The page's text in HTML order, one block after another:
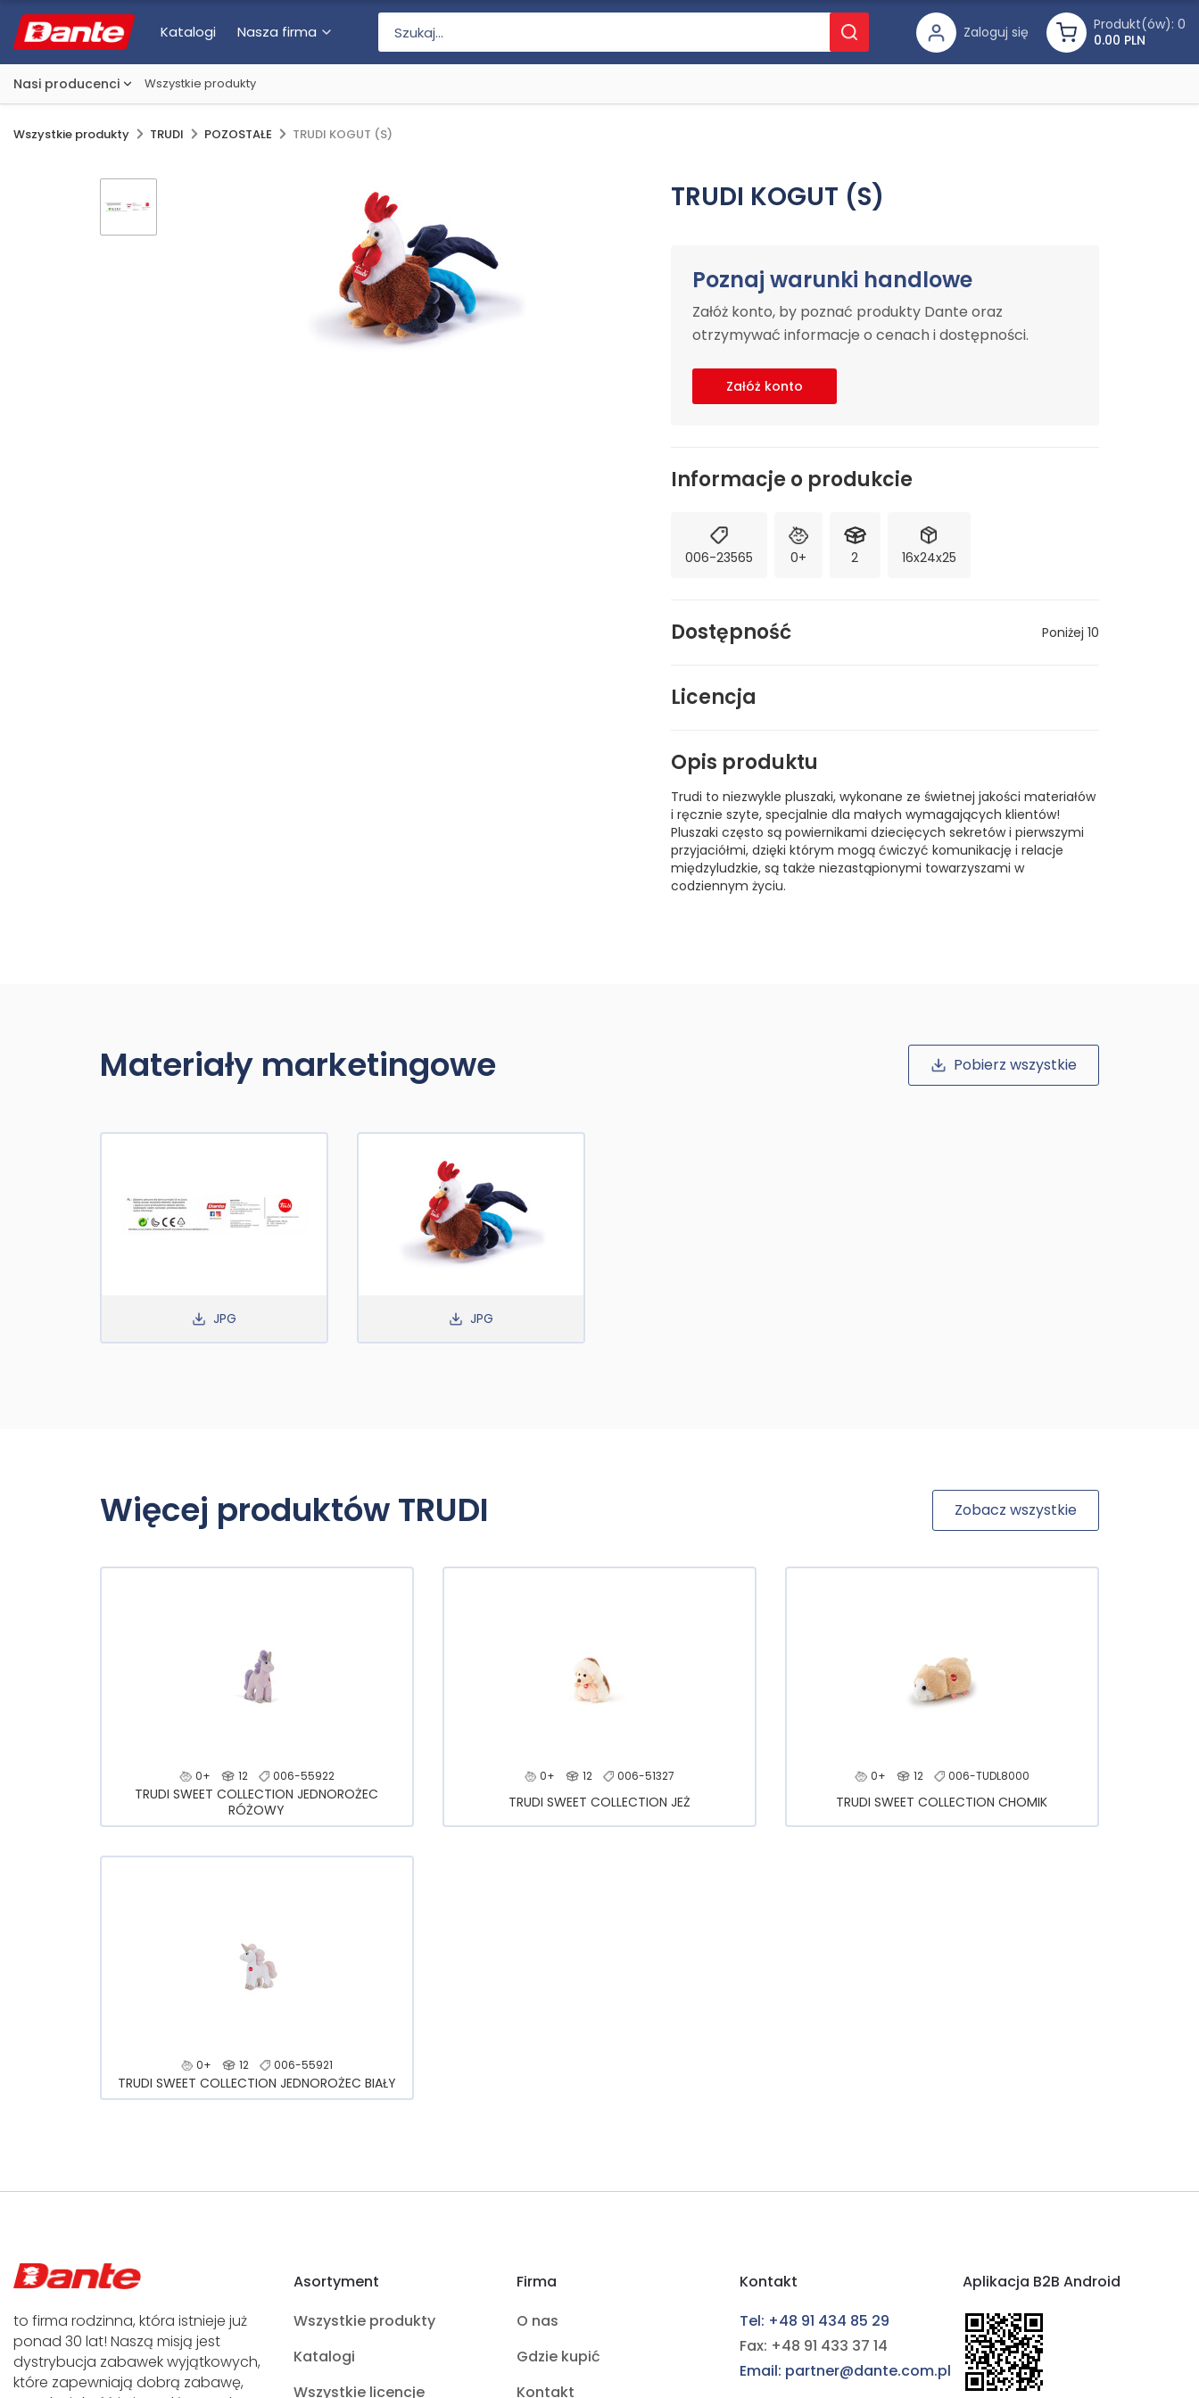
Katalogi Nasza firma Produkt(ów): 0
0.00 PLN
Nasi producenci Wszystkie produkty
Zaloguj się
Wszystkie produkty TRUDI POZOSTAŁE TRUDI KOGUT (S)
TRUDI KOGUT (S)
Poznaj warunki handlowe
Załóż konto, by poznać produkty Dante oraz
otrzymywać informacje o cenach i dostępności.
Załóż konto
Informacje o produkcie
006-23565 0+ 2 16x24x25
Dostępność Poniżej 10
Licencja
Opis produktu
Trudi to niezwykle pluszaki, wykonane ze świetnej jakości materiałów
i ręcznie szyte, specjalnie dla małych wymagających klientów!
Pluszaki często są powiernikami dziecięcych sekretów i pierwszymi
przyjaciółmi, dzięki którym mogą ćwiczyć komunikację i relacje
międzyludzkie, są także niezastąpionymi towarzyszami w
codziennym życiu.
Materiały marketingowe Pobierz wszystkie
JPG JPG
Więcej produktów TRUDI Zobacz wszystkie
0+ 12 006-55922
TRUDI SWEET COLLECTION JEDNOROŻEC
RÓŻOWY
0+ 12 006-51327
TRUDI SWEET COLLECTION JEŻ
0+ 12 006-TUDL8000
TRUDI SWEET COLLECTION CHOMIK
0+ 12 006-55921
TRUDI SWEET COLLECTION JEDNOROŻEC BIAŁY
to firma rodzinna, która istnieje już
ponad 30 lat! Naszą misją jest
dystrybucja zabawek wyjątkowych,
które zapewniają dobrą zabawę,
Asortyment
Wszystkie produkty
Katalogi
Wszystkie licencje
Firma
O nas
Gdzie kupić
Kontakt
Kontakt
Tel: +48 91 434 85 29
Fax: +48 91 433 37 14
Email: partner@dante.com.pl
Aplikacja B2B Android